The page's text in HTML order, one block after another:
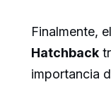
Finalmente,
Hatchback
importancia